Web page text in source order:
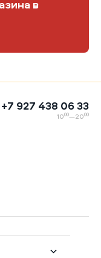
в
+7 927 438 06 33
1000—2000